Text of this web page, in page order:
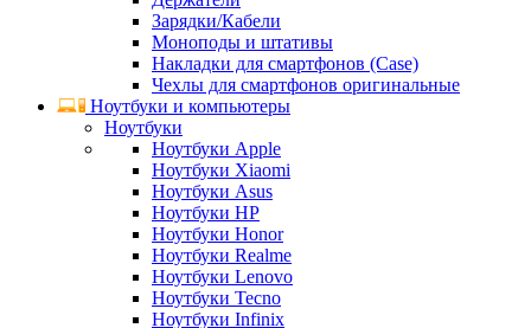
Зарядки/Кабели
Моноподы и штативы
Накладки для смартфонов (Case)
Чехлы для смартфонов оригинальные
Ноутбуки и компьютеры
Ноутбуки
Ноутбуки Apple
Ноутбуки Xiaomi
Ноутбуки Asus
Ноутбуки HP
Ноутбуки Honor
Ноутбуки Realme
Ноутбуки Lenovo
Ноутбуки Tecno
Ноутбуки Infinix